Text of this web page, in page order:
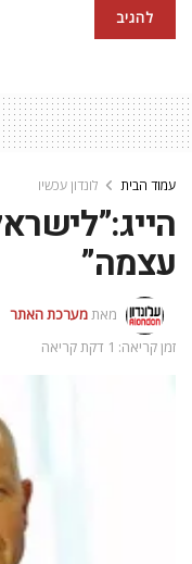
עמוד הבית לונדון עכשיו
עצמה”
מאתמערכת האתר
זמן קריאה: 1 דקת קריאה